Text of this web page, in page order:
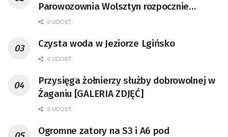
Parowozownia Wolsztyn rozpocznie
remont unikatowego Tr5-65
0 UDOST.
Czysta woda w Jeziorze Lgińsko
0 UDOST.
Przysięga żołnierzy służby dobrowolnej w
Żaganiu [GALERIA ZDJĘĆ]
0 UDOST.
Ogromne zatory na S3 i A6 pod